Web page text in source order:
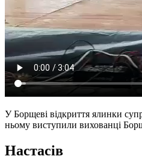
У Борщеві відкриття ялинки
ньому виступили вихованці
Настасів